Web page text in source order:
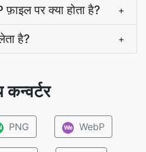
फ़ाइल पर क्या होता है? +
है? +
कन्वर्टर
PNG We WebP